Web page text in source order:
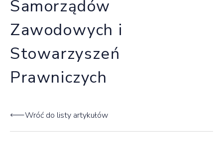
Samorządów
Zawodowych i
Stowarzyszeń
Prawniczych
Wróć do listy artykułów